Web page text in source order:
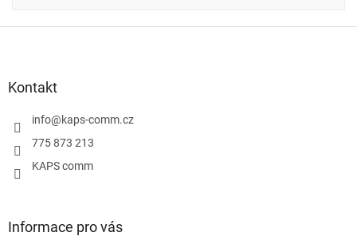
Kontakt
info@kaps-comm.cz
775 873 213
KAPS comm
Informace pro vás